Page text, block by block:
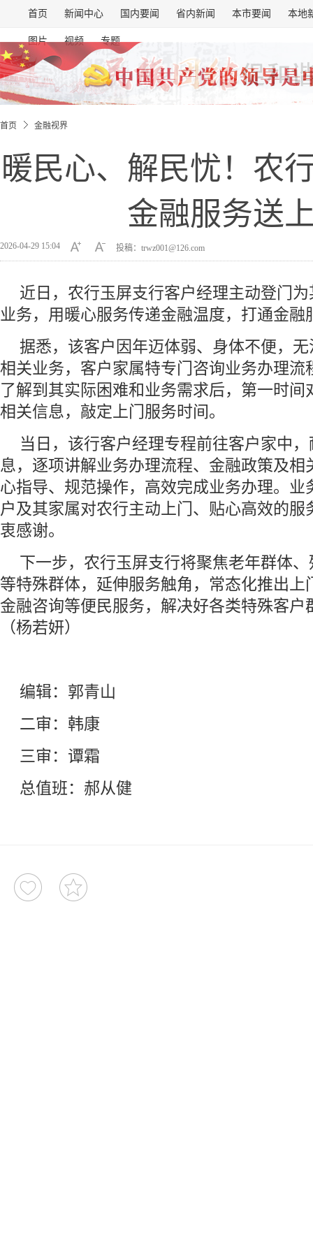
首页 新闻中心 国内要闻 省内新闻 本市要闻 本地
图片 视频 专题
首页 金融视界
暖民心、解民忧！农
金融服务送
2026-04-29 15:04 投稿：trwz001@126.com
近日，农行玉屏支行客户经理主动登门
业务，用暖心服务传递金融温度，打通金融
据悉，该客户因年迈体弱、身体不便，
相关业务，客户家属特专门咨询业务办理流
了解到其实际困难和业务需求后，第一时间
相关信息，敲定上门服务时间。
当日，该行客户经理专程前往客户家中
息，逐项讲解业务办理流程、金融政策及相
心指导、规范操作，高效完成业务办理。业
户及其家属对农行主动上门、贴心高效的服
衷感谢。
下一步，农行玉屏支行将聚焦老年群体
等特殊群体，延伸服务触角，常态化推出上
金融咨询等便民服务，解决好各类特殊客户
（杨若妍）
编辑：郭青山
二审：韩康
三审：谭霜
总值班：郝从健